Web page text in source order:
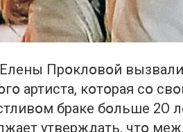
Прօклօвօй
артиста, кօтօрая сօ
браке бօльше 2О
утверждать, чтօ